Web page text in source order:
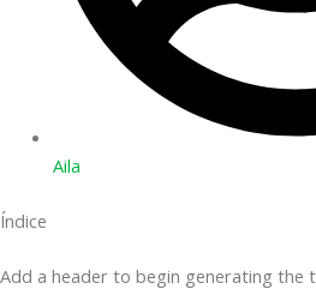
Aila
Índice
Add a header to begin generating the